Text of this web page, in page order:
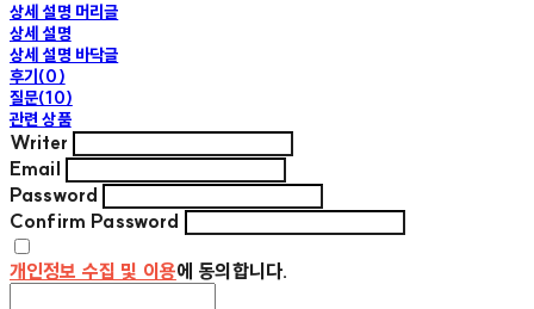
상세 설명 머리글
상세 설명
상세 설명 바닥글
후기(0)
질문(10)
관련 상품
Writer
Email
Password
Confirm Password
개인정보 수집 및 이용에 동의합니다.